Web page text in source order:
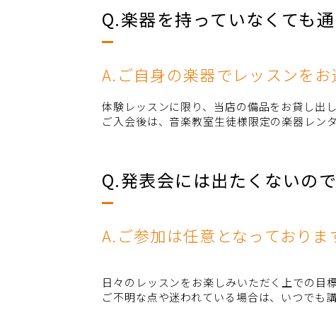
Q.楽器を持っていなくても
A.ご自身の楽器でレッスンをお
体験レッスンに限り、当店の備品をお貸し出し
ご入会後は、音楽教室生徒様限定の楽器レン
Q.発表会には出たくないの
A.ご参加は任意となっておりま
日々のレッスンをお楽しみいただく上での目
ご不明な点や迷われている場合は、いつでも